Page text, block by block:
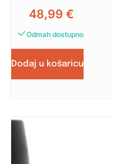
48,99 €
Odmah dostupno
Dodaj u košaricu